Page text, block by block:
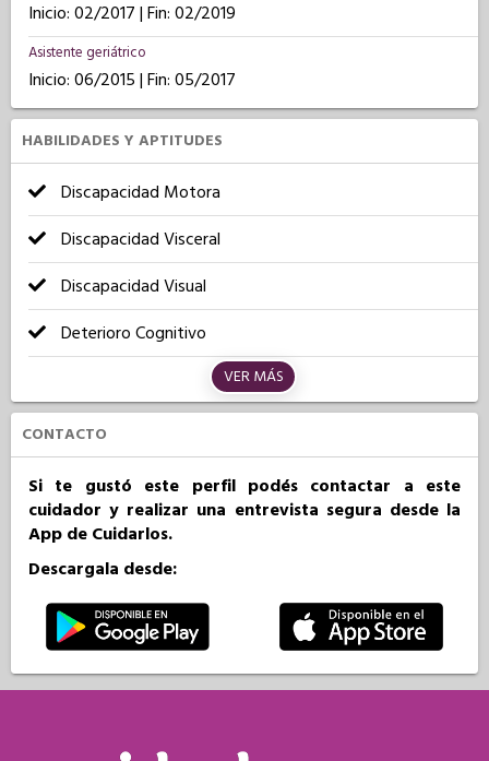
Inicio: 02/2017 | Fin: 02/2019
Asistente geriátrico
Inicio: 06/2015 | Fin: 05/2017
HABILIDADES Y APTITUDES
Discapacidad Motora
Discapacidad Visceral
Discapacidad Visual
Deterioro Cognitivo
VER MÁS
CONTACTO
Si te gustó este perfil podés contactar a este
cuidador y realizar una entrevista segura desde la
App de Cuidarlos.
Descargala desde: